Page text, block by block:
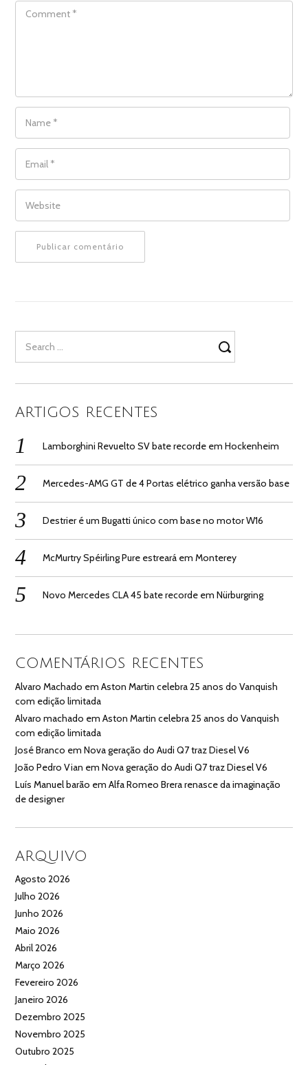
COMMENT
NAME
EMAIL
WEBSITE
for:
ARTIGOS RECENTES
Lamborghini Revuelto SV bate recorde em Hockenheim
Mercedes-AMG GT de 4 Portas elétrico ganha versão base
Destrier é um Bugatti único com base no motor W16
McMurtry Spéirling Pure estreará em Monterey
Novo Mercedes CLA 45 bate recorde em Nürburgring
COMENTÁRIOS RECENTES
Alvaro Machado emAston Martin celebra 25 anos do Vanquish
com edição limitada
Alvaro machado emAston Martin celebra 25 anos do Vanquish
com edição limitada
José Branco emNova geração do Audi Q7 traz Diesel V6
João Pedro Vian emNova geração do Audi Q7 traz Diesel V6
Luís Manuel barão emAlfa Romeo Brera renasce da imaginação
de designer
ARQUIVO
Agosto 2026
Julho 2026
Junho 2026
Maio 2026
Abril 2026
Março 2026
Fevereiro 2026
Janeiro 2026
Dezembro 2025
Novembro 2025
Outubro 2025